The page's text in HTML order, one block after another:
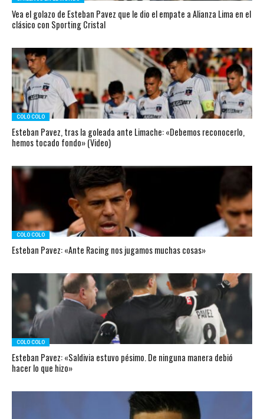
Vea el golazo de Esteban Pavez que le dio el empate a Alianza Lima en el
clásico con Sporting Cristal
COLO COLO
Esteban Pavez, tras la goleada ante Limache: «Debemos reconocerlo,
hemos tocado fondo» (Video)
COLO COLO
Esteban Pavez: «Ante Racing nos jugamos muchas cosas»
COLO COLO
Esteban Pavez: «Saldivia estuvo pésimo. De ninguna manera debió
hacer lo que hizo»